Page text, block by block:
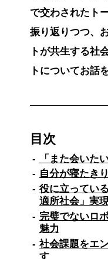
で交わされたト
振り返りつつ、
トが共生する社
トについてお話
目次
「また会いた
自分が寝たき
役に立ってい
適所社会」実
完璧でないロ
魅力
社会課題をエ
す